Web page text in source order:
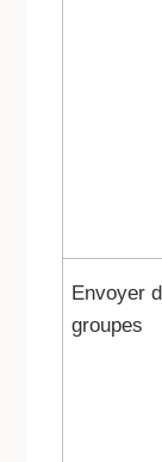
Envoyer
groupes